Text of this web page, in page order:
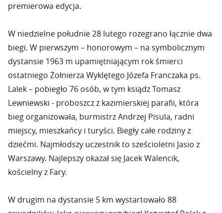
premierowa edycja.
W niedzielne południe 28 lutego rozegrano łącznie dwa
biegi. W pierwszym – honorowym – na symbolicznym
dystansie 1963 m upamiętniającym rok śmierci
ostatniego Żołnierza Wyklętego Józefa Franczaka ps.
Lalek – pobiegło 76 osób, w tym ksiądz Tomasz
Lewniewski - proboszcz z kazimierskiej parafii, która
bieg organizowała, burmistrz Andrzej Pisula, radni
miejscy, mieszkańcy i turyści. Biegły całe rodziny z
dziećmi. Najmłodszy uczestnik to sześcioletni Jasio z
Warszawy. Najlepszy okazał się Jacek Walencik,
kościelny z Fary.
W drugim na dystansie 5 km wystartowało 88